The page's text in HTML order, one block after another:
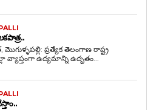
వ్యాప్తంగా ఉద్యమాన్ని ఉదృతం...